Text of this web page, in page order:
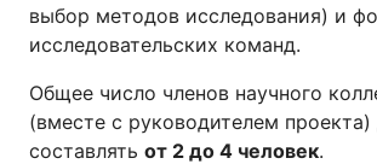
выбор методов исследования) и
исследовательских команд.
Общее число членов научного
(вместе с руководителем
составлять от 2 до 4 человек.